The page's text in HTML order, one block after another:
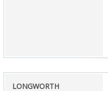
‎LONGWORTH